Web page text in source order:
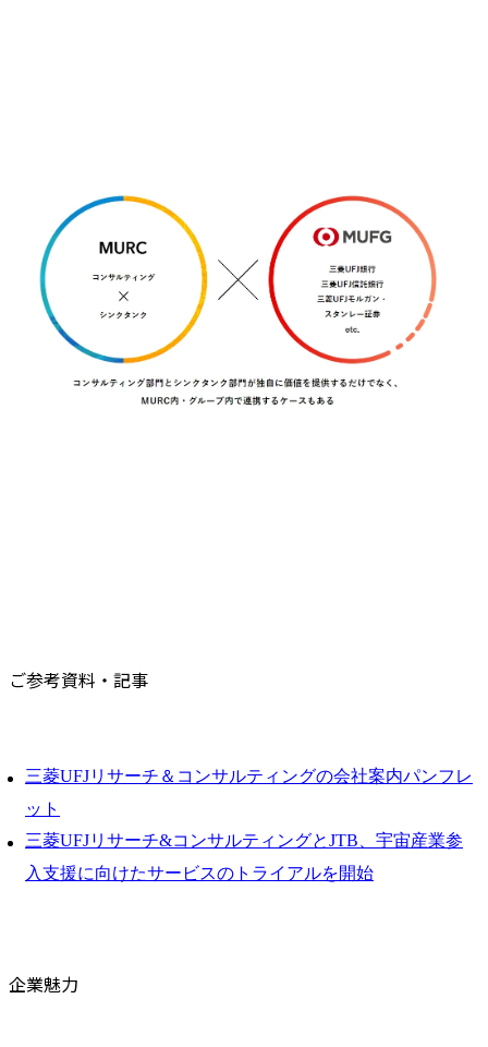
ご参考資料・記事
三菱UFJリサーチ＆コンサルティングの会社案内パンフレ
ット
三菱UFJリサーチ&コンサルティングとJTB、宇宙産業参
入支援に向けたサービスのトライアルを開始
企業魅力